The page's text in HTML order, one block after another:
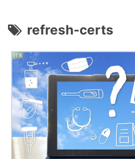
refresh-certs
IT系